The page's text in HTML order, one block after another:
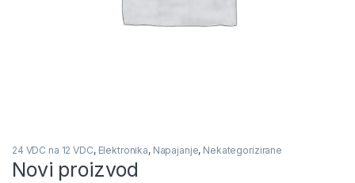
24 VDC na 12 VDC, Elektronika, Napajanje, Nekategorizirane
Novi proizvod